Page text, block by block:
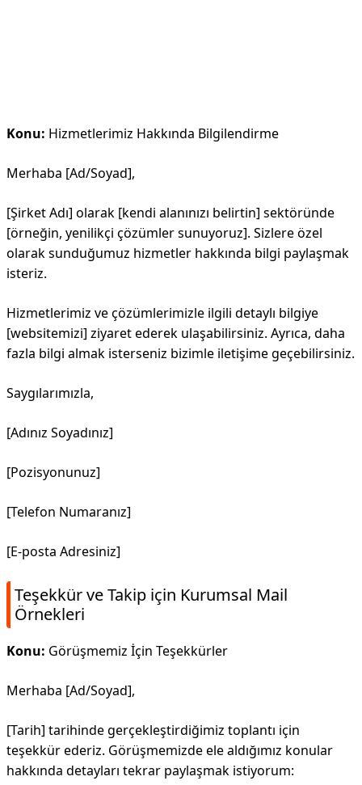
Konu: Hizmetlerimiz Hakkında Bilgilendirme
Merhaba [Ad/Soyad],
[Şirket Adı] olarak [kendi alanınızı belirtin] sektöründe
[örneğin, yenilikçi çözümler sunuyoruz]. Sizlere özel
olarak sunduğumuz hizmetler hakkında bilgi paylaşmak
isteriz.
Hizmetlerimiz ve çözümlerimizle ilgili detaylı bilgiye
[websitemizi] ziyaret ederek ulaşabilirsiniz. Ayrıca, daha
fazla bilgi almak isterseniz bizimle iletişime geçebilirsiniz.
Saygılarımızla,
[Adınız Soyadınız]
[Pozisyonunuz]
[Telefon Numaranız]
[E-posta Adresiniz]
Teşekkür ve Takip için Kurumsal Mail
Örnekleri
Konu: Görüşmemiz İçin Teşekkürler
Merhaba [Ad/Soyad],
[Tarih] tarihinde gerçekleştirdiğimiz toplantı için
teşekkür ederiz. Görüşmemizde ele aldığımız konular
hakkında detayları tekrar paylaşmak istiyorum: